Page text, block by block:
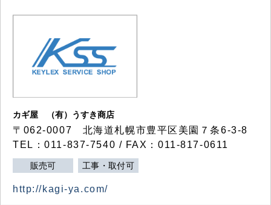
カギ屋 （有）うすき商店
〒062-0007 北海道札幌市豊平区美園７条6-3-8
TEL：011-837-7540 / FAX：011-817-0611
販売可 工事・取付可
http://kagi-ya.com/